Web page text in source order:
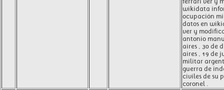
wikidata
ocupación
datos en
ver y
antonio
aires , 30 de
aires , 19 de
militar
guerra de
civiles de su
coronel .